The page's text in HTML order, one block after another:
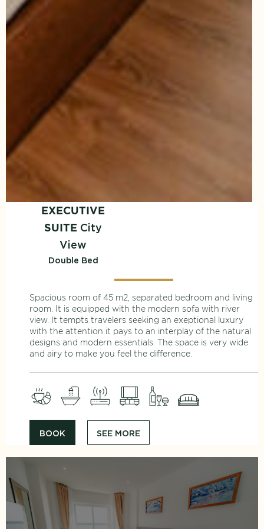
EXECUTIVE
SUITE City
View
Double Bed
Spacious room of 45 m2, separated bedroom and living
room. It is equipped with the modern sofa with river
view. It tempts travelers seeking an exeptional luxury
with the attention it pays to an interplay of the natural
designs and modern essentials. The space is very wide
and airy to make you feel the difference.
BOOK SEE MORE